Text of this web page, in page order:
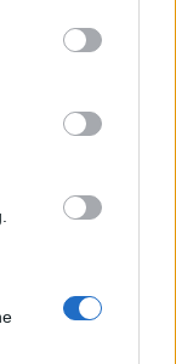
may click to
party tags to
below Google
fél